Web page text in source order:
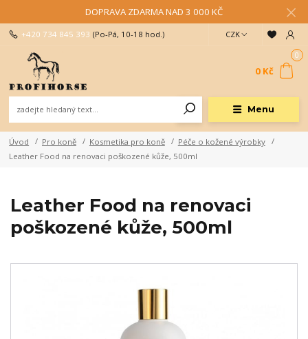
DOPRAVA ZDARMA NAD 3 000 KČ
Menu
CZK
+420 734 845 393 (Po-Pá, 10-18 hod.)
0
0 Kč
Úvod Pro koně Kosmetika pro koně
Péče o kožené výrobky
Leather Food na renovaci poškozené kůže, 500ml
Leather Food na renovaci
poškozené kůže, 500ml